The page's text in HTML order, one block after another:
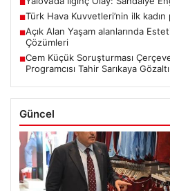
■
■Türk Hava Kuvvetleri’nin ilk kadın
■Açık Alan Yaşam alanlarında
Çözümleri
■Cem Küçük Soruşturması
Programcısı Tahir Sarıkaya
Güncel